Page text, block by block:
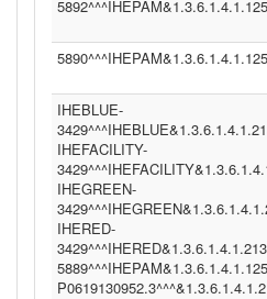
IHEBLUE-
IHEFACILITY-
IHEGREEN-
IHERED-